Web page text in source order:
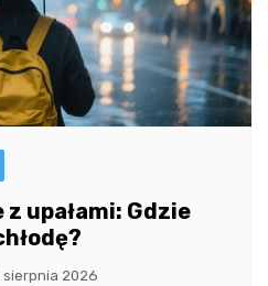
upałami: Gdzie
sierpnia 2026